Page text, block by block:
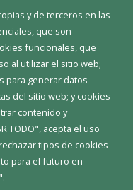
y de terceros en las
que son
funcionales, que
al utilizar el sitio web;
para generar datos
del sitio web; y cookies
contenido y
TODO", acepta el uso
tipos de cookies
para el futuro en